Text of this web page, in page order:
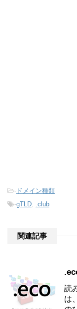
- ドメイン種類
-gTLD, .club
関連記事
読
は